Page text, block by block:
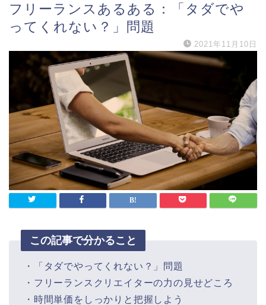
フリーランスあるある：「タダでや
ってくれない？」問題
2021年11月10日
この記事で分かること
・「タダでやってくれない？」問題
・フリーランスクリエイターの力の見せどころ
・時間単価をしっかりと把握しよう